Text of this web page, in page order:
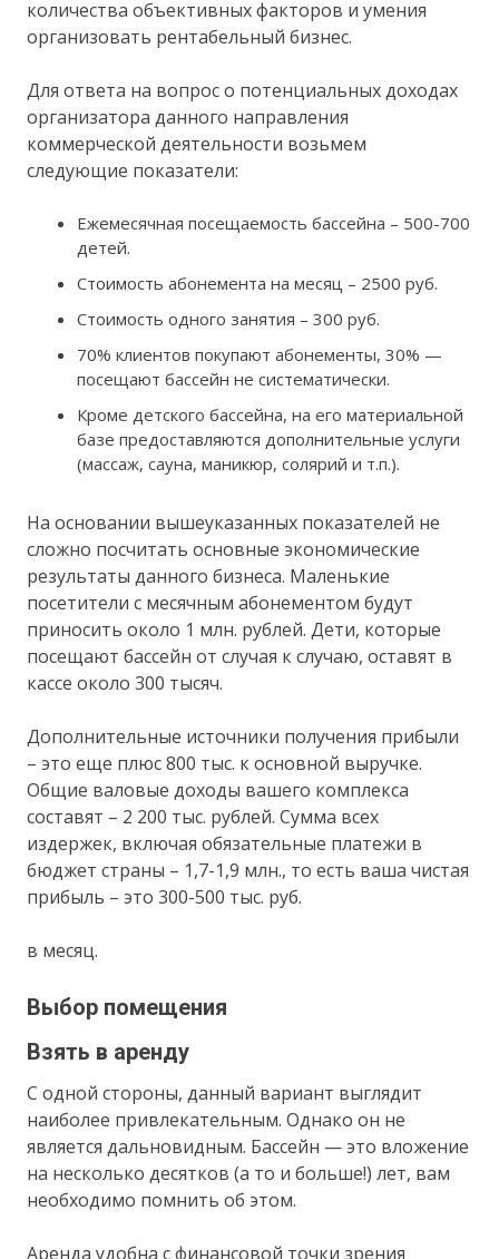
количества объективных факторов и умения
организовать рентабельный бизнес.
Для ответа на вопрос о потенциальных доходах
организатора данного направления
коммерческой деятельности возьмем
следующие показатели:
Ежемесячная посещаемость бассейна – 500-700
детей.
Стоимость абонемента на месяц – 2500 руб.
Стоимость одного занятия – 300 руб.
70% клиентов покупают абонементы, 30% —
посещают бассейн не систематически.
Кроме детского бассейна, на его материальной
базе предоставляются дополнительные услуги
(массаж, сауна, маникюр, солярий и т.п.).
На основании вышеуказанных показателей не
сложно посчитать основные экономические
результаты данного бизнеса. Маленькие
посетители с месячным абонементом будут
приносить около 1 млн. рублей. Дети, которые
посещают бассейн от случая к случаю, оставят в
кассе около 300 тысяч.
Дополнительные источники получения прибыли
– это еще плюс 800 тыс. к основной выручке.
Общие валовые доходы вашего комплекса
составят – 2 200 тыс. рублей. Сумма всех
издержек, включая обязательные платежи в
бюджет страны – 1,7-1,9 млн., то есть ваша чистая
прибыль – это 300-500 тыс. руб.
в месяц.
Выбор помещения
Взять в аренду
С одной стороны, данный вариант выглядит
наиболее привлекательным. Однако он не
является дальновидным. Бассейн — это вложение
на несколько десятков (а то и больше!) лет, вам
необходимо помнить об этом.
Аренда удобна с финансовой точки зрения